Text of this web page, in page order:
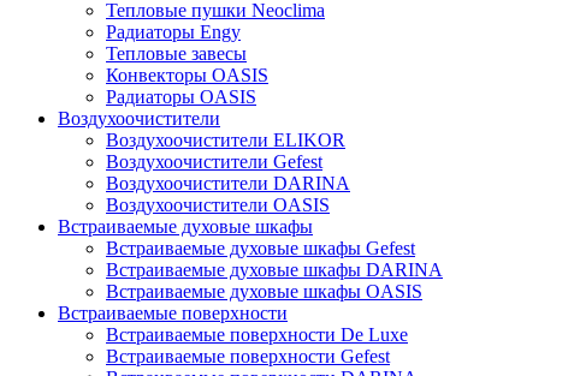
Тепловые пушки Neoclima
Радиаторы Engy
Тепловые завесы
Конвекторы OASIS
Радиаторы OASIS
Воздухоочистители
Воздухоочистители ELIKOR
Воздухоочистители Gefest
Воздухоочистители DARINA
Воздухоочистители OASIS
Встраиваемые духовые шкафы
Встраиваемые духовые шкафы Gefest
Встраиваемые духовые шкафы DARINA
Встраиваемые духовые шкафы OASIS
Встраиваемые поверхности
Встраиваемые поверхности De Luxe
Встраиваемые поверхности Gefest